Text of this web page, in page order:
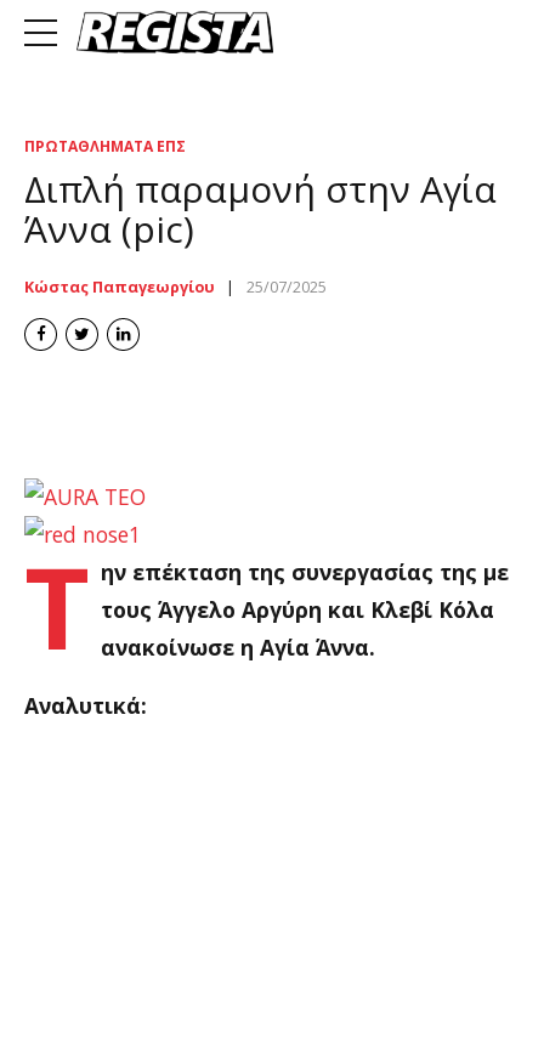
ΠΡΩΤΑΘΛΉΜΑΤΑ ΕΠΣ
Διπλή παραμονή στην Αγία
Άννα (pic)
Κώστας Παπαγεωργίου 25/07/2025
Τ ην επέκταση της συνεργασίας της με
τους Άγγελο Αργύρη και Κλεβί Κόλα
ανακοίνωσε η Αγία Άννα.
Αναλυτικά: